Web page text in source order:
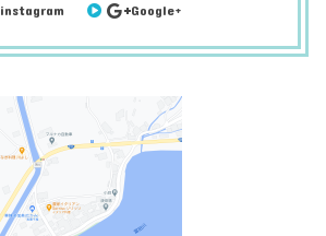
instagram
Google+